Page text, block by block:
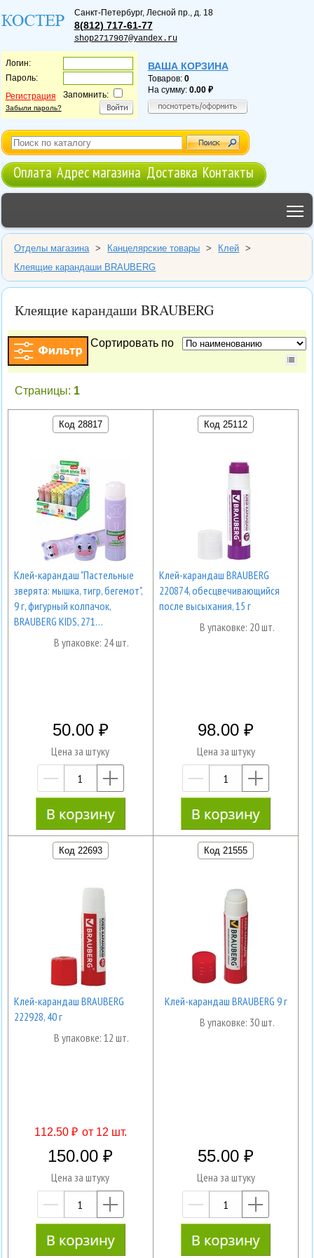
Санкт-Петербург, Лесной пр., д. 18
8(812) 717-61-77
shop2717907@yandex.ru
Логин:
Пароль:
Регистрация
Забыли пароль?
Запомнить:
ВАША КОРЗИНА
Товаров: 0
На сумму: 0.00
Оплата Адрес магазина Доставка Контакты
Отделы магазина > Канцелярские товары > Клей
>
Клеящие карандаши BRAUBERG
Клеящие карандаши BRAUBERG
Сортировать по
Страницы: 1
Код 28817
Клей-карандаш "Пастельные
зверята: мышка, тигр, бегемот",
9 г, фигурный колпачок,
BRAUBERG KIDS, 271…
В упаковке: 24 шт.
50.00
Цена за штуку
—
Код 25112
Клей-карандаш BRAUBERG
220874, обесцвечивающийся
после высыхания, 15 г
В упаковке: 20 шт.
98.00
Цена за штуку
—
Код 22693
Клей-карандаш BRAUBERG
222928, 40 г
В упаковке: 12 шт.
112.50 ₽ от 12 шт.
150.00
Цена за штуку
—
Код 21555
Клей-карандаш BRAUBERG 9 г
В упаковке: 30 шт.
55.00
Цена за штуку
—